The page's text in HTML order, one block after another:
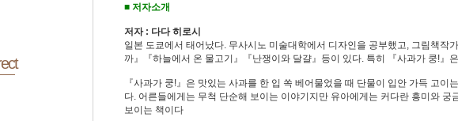
■ 저자소개
저자 : 다다 히로시
일본 도쿄에서 태어났다. 무사시노 미술대학에서 디자인을 공부했고, 그림책
까』『하늘에서 온 물고기』『난쟁이와 달걀』등이 있다. 특히 『사과가 쿵!』
『사과가 쿵!』은 맛있는 사과를 한 입 쏙 베어물었을 때 단물이 입안 가득 고
다. 어른들에게는 무척 단순해 보이는 이야기지만 유아에게는 커다란 흥미와
보이는 책이다